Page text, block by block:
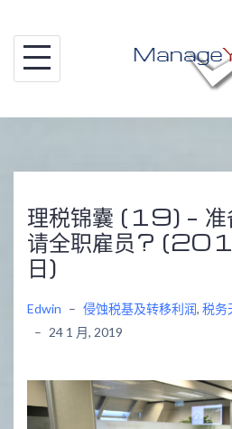
content
理税锦囊 (19) –
请全职雇员?
日)
Edwin – 侵蚀税基及转移利润, 税务
– 24 1 月, 2019